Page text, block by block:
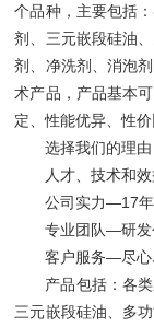
个品种，主要包括
剂、三元嵌段硅油
剂、净洗剂、消泡
术产品，产品基本
定、性能优异、性价
选择我们的理由
人才、技术和
公司实力—17
专业团队—研发
客户服务—尽心
产品包括：各
三元嵌段硅油、多